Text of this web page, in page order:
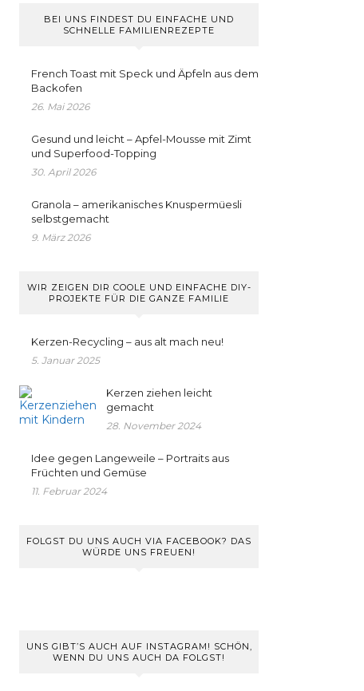
BEI UNS FINDEST DU EINFACHE UND
SCHNELLE FAMILIENREZEPTE
French Toast mit Speck und Äpfeln aus dem
Backofen
26. Mai 2026
Gesund und leicht – Apfel-Mousse mit Zimt
und Superfood-Topping
30. April 2026
Granola – amerikanisches Knuspermüesli
selbstgemacht
9. März 2026
WIR ZEIGEN DIR COOLE UND EINFACHE DIY-
PROJEKTE FÜR DIE GANZE FAMILIE
Kerzen-Recycling – aus alt mach neu!
5. Januar 2025
Kerzen ziehen leicht
gemacht
28. November 2024
Idee gegen Langeweile – Portraits aus
Früchten und Gemüse
11. Februar 2024
FOLGST DU UNS AUCH VIA FACEBOOK? DAS
WÜRDE UNS FREUEN!
UNS GIBT’S AUCH AUF INSTAGRAM! SCHÖN,
WENN DU UNS AUCH DA FOLGST!